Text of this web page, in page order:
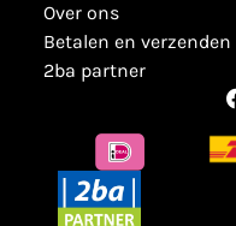
over ons
betalen en verzenden
2ba partner